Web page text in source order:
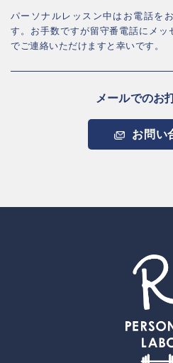
パーソナルレッスン中はお電話を
す。お⼿数ですが留守番電話にメッ
でご連絡いただけますと幸いです。
メールでのお
お問い